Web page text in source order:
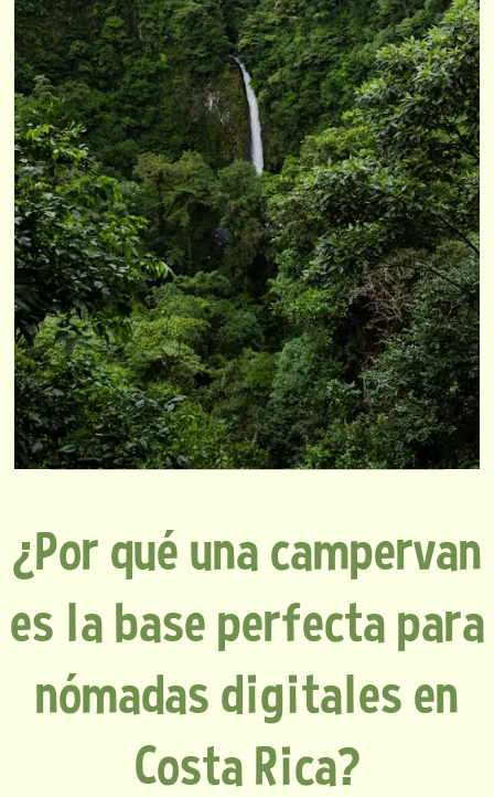
¿Por qué una campervan
es la base perfecta para
nómadas digitales en
Costa Rica?